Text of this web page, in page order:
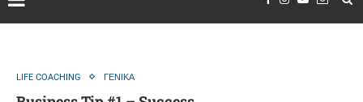
LIFE COACHING ΓΕΝΙΚΑ